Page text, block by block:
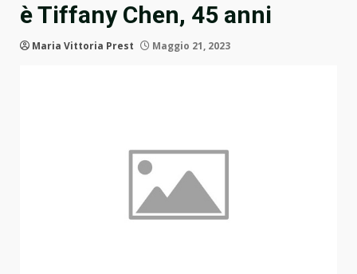
è Tiffany Chen, 45 anni
Maria Vittoria Prest Maggio 21, 2023